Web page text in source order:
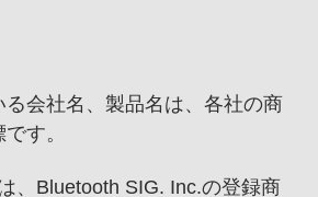
会社名、 製品名は、 各社の商
す。
、 Bluetooth SIG. Inc.の登録商